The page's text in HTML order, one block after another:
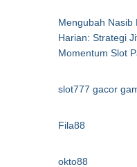
Mengubah Nasib
Harian: Strategi
Momentum Slot
slot777 gacor
Fila88
okto88